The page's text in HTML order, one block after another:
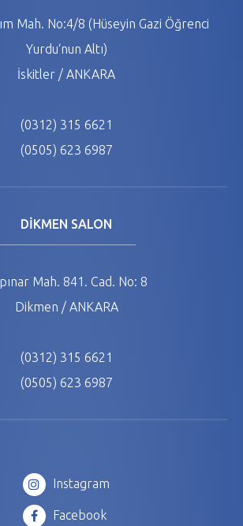
Mah. No:4/8 (Hüseyin Gazi Öğrenci
Yurdu‘nun Altı)
İskitler / ANKARA
(0312) 315 6621
(0505) 623 6987
DİKMEN SALON
Mah. 841. Cad. No: 8
Dikmen / ANKARA
(0312) 315 6621
(0505) 623 6987
Instagram
Facebook